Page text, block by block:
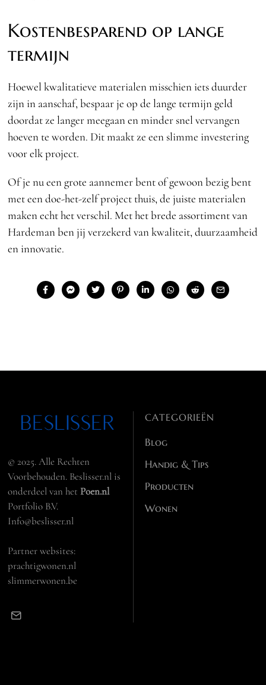
Kostenbesparend op lange
termijn
Hoewel kwalitatieve materialen misschien iets duurder
zijn in aanschaf, bespaar je op de lange termijn geld
doordat ze langer meegaan en minder snel vervangen
hoeven te worden. Dit maakt ze een slimme investering
voor elk project.
Of je nu een grote aannemer bent of gewoon bezig bent
met een doe-het-zelf project thuis, de juiste materialen
maken echt het verschil. Met het brede assortiment van
Hardeman ben jij verzekerd van kwaliteit, duurzaamheid
en innovatie.
© 2025. Alle Rechten
Voorbehouden. Beslisser.nl is
onderdeel van hetPoen.nl
Portfolio B.V.
Info@beslisser.nl
Partner websites:
prachtigwonen.nl
slimmerwonen.be
CATEGORIEËN
Blog
Handig & Tips
Producten
Wonen